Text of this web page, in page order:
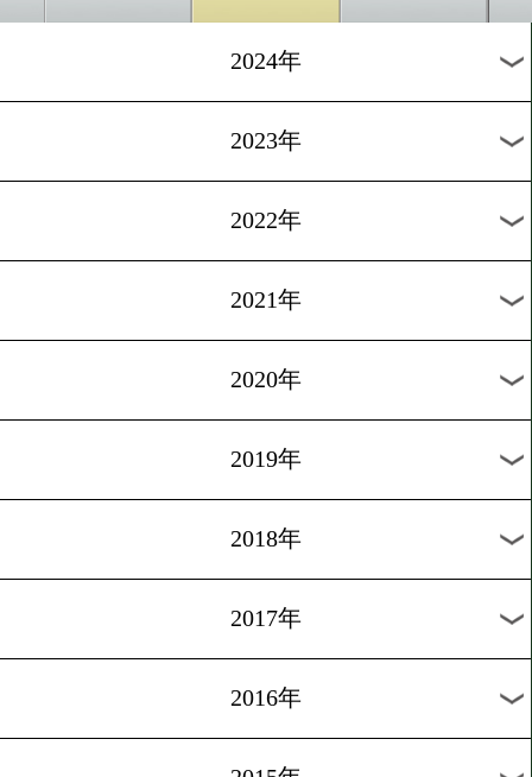
[前日計量]2025.10.27
19歳の塩崎優人が復活を誓
1 2 3 4 5 6 7 8 9 次
過去のニュース
2026年
2025年
2024年